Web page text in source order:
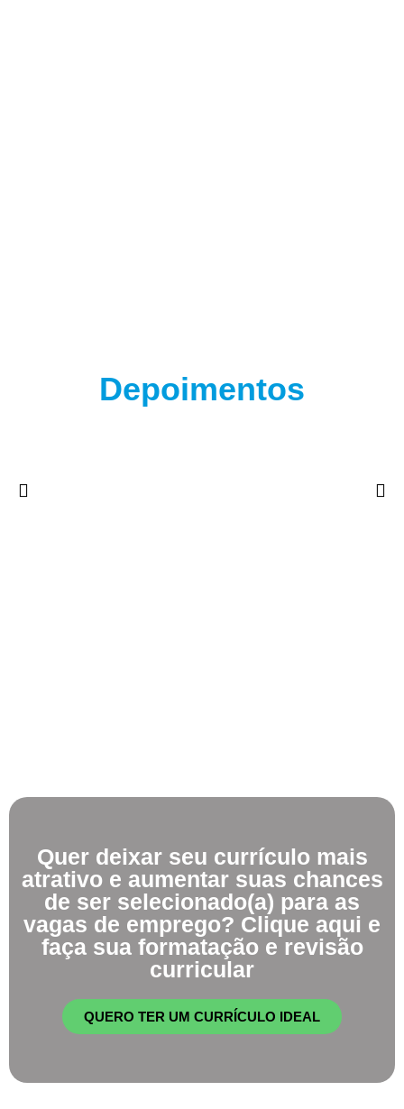
Depoimentos
Quer deixar seu currículo mais
atrativo e aumentar suas chances
de ser selecionado(a) para as
vagas de emprego? Clique aqui e
faça sua formatação e revisão
curricular
QUERO TER UM CURRÍCULO IDEAL